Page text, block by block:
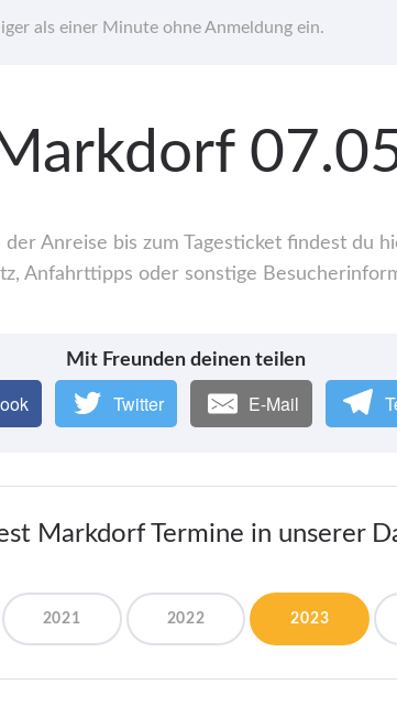
als einer Minute ohne Anmeldung ein.
Anreise bis zum Tagesticket findest du
Anfahrttipps oder sonstige
Mit Freunden deinen teilen
Twitter E-Mail
Markdorf Termine in unserer
2021 2022 2023